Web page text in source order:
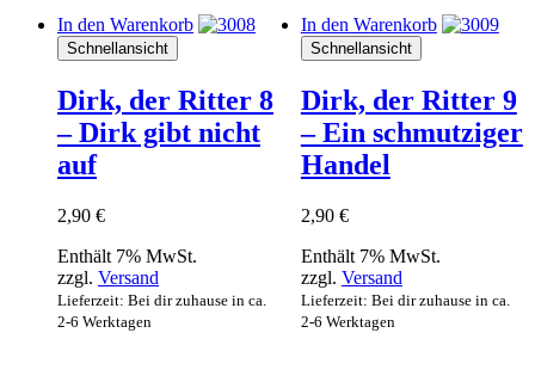
In den Warenkorb
Schnellansicht
Dirk, der Ritter 8
– Dirk gibt nicht
auf
2,90 €
Enthält 7% MwSt.
zzgl. Versand
Lieferzeit: Bei dir zuhause in ca.
2-6 Werktagen
In den Warenkorb
Schnellansicht
Dirk, der Ritter 9
– Ein schmutziger
Handel
2,90 €
Enthält 7% MwSt.
zzgl. Versand
Lieferzeit: Bei dir zuhause in ca.
2-6 Werktagen